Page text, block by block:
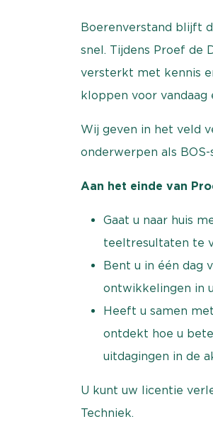
Boerenverstand blijft
snel. Tijdens Proef de
versterkt met kennis
kloppen voor vandaag
Wij geven in het veld
onderwerpen als
Aan het einde van
Gaat u naar huis
teeltresultaten te
Bent u in één dag
ontwikkelingen in
Heeft u samen
ontdekt hoe u
uitdagingen in de
U kunt uw licentie
Techniek.